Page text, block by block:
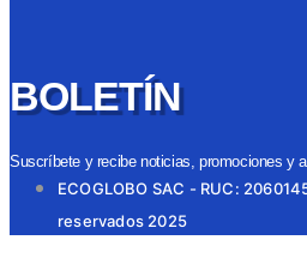
BOLETÍN
Suscríbete y recibe noticias, promociones y
ECOGLOBO SAC - RUC:
reservados 2025